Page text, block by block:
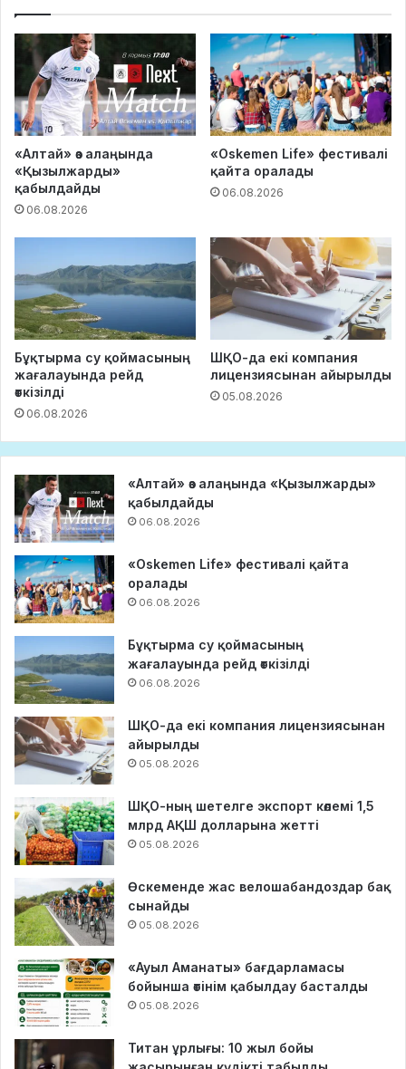
«Алтай» өз алаңында
«Қызылжарды»
қабылдайды
06.08.2026
«Oskemen Life» фестивалі
қайта оралады
06.08.2026
Бұқтырма су қоймасының
жағалауында рейд
өткізілді
06.08.2026
ШҚО-да екі компания
лицензиясынан айырылды
05.08.2026
«Алтай» өз алаңында «Қызылжарды»
қабылдайды
06.08.2026
«Oskemen Life» фестивалі қайта
оралады
06.08.2026
Бұқтырма су қоймасының
жағалауында рейд өткізілді
06.08.2026
ШҚО-да екі компания лицензиясынан
айырылды
05.08.2026
ШҚО-ның шетелге экспорт көлемі 1,5
млрд АҚШ долларына жетті
05.08.2026
Өскеменде жас велошабандоздар бақ
сынайды
05.08.2026
«Ауыл Аманаты» бағдарламасы
бойынша өтінім қабылдау басталды
05.08.2026
Титан ұрлығы: 10 жыл бойы